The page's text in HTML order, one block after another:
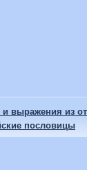
выражения из
пословицы